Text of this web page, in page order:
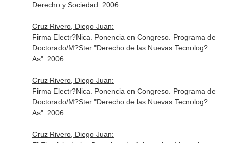
Derecho y Sociedad. 2006
Cruz Rivero, Diego Juan:
Firma Electr?Nica. Ponencia en Congreso. Programa de
Doctorado/M?Ster "Derecho de las Nuevas Tecnolog?
As". 2006
Cruz Rivero, Diego Juan:
Firma Electr?Nica. Ponencia en Congreso. Programa de
Doctorado/M?Ster "Derecho de las Nuevas Tecnolog?
As". 2006
Cruz Rivero, Diego Juan: